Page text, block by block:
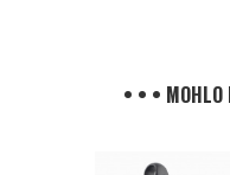
• • • MOHLO